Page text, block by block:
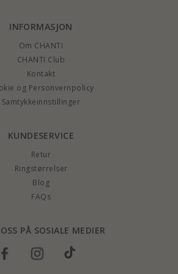
INFORMASJON
Om CHANTI
CHANTI Club
Kontakt
og Personvernpolicy
Samtykkeinnstillinger
KUNDESERVICE
Retur
Ringstørrelser
Blog
FAQs
PÅ SOSIALE MEDIER